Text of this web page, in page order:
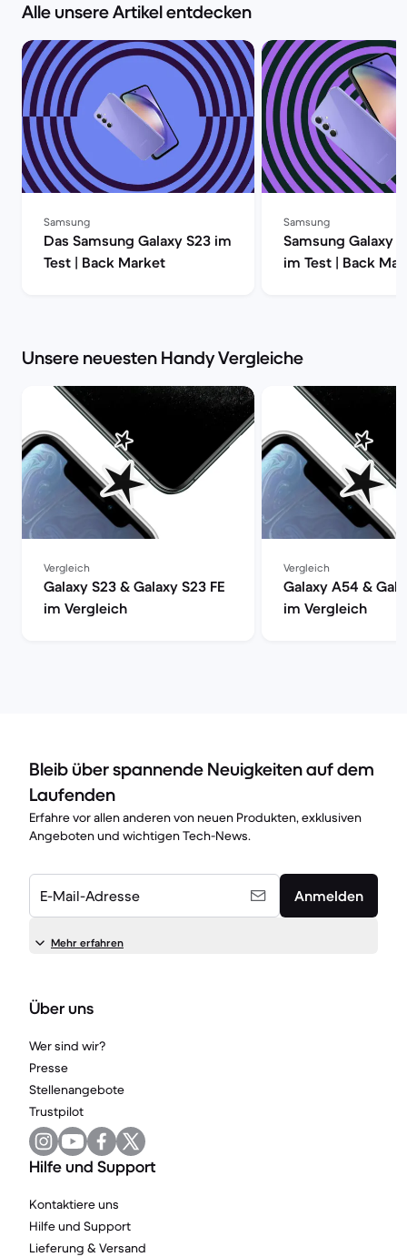
Alle unsere Artikel entdecken
Samsung
Das Samsung Galaxy S23 im
Test | Back Market
Samsung
Samsung Galaxy
im Test | Back
Unsere neuesten Handy Vergleiche
Vergleich
Galaxy S23 & Galaxy S23 FE
im Vergleich
Vergleich
Galaxy A54 &
im Vergleich
Bleib über spannende Neuigkeiten auf dem
Laufenden
Erfahre vor allen anderen von neuen Produkten, exklusiven
Angeboten und wichtigen Tech-News.
E-Mail-Adresse Anmelden
Mehr erfahren
Über uns
Wer sind wir?
Presse
Stellenangebote
Trustpilot
Hilfe und Support
Kontaktiere uns
Hilfe und Support
Lieferung & Versand